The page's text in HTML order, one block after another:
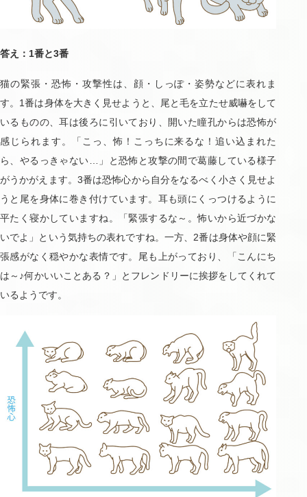
答え：1番と3番
猫の緊張・恐怖・攻撃性は、顔・しっぽ・姿勢などに表れま
す。1番は身体を大きく見せようと、尾と毛を立たせ威嚇をして
いるものの、耳は後ろに引いており、開いた瞳孔からは恐怖が
感じられます。「こっ、怖！こっちに来るな！追い込まれた
ら、やるっきゃない…」と恐怖と攻撃の間で葛藤している様子
がうかがえます。3番は恐怖心から自分をなるべく小さく見せよ
うと尾を身体に巻き付けています。耳も頭にくっつけるように
平たく寝かしていますね。「緊張するな～。怖いから近づかな
いでよ」という気持ちの表れですね。一方、2番は身体や顔に緊
張感がなく穏やかな表情です。尾も上がっており、「こんにち
は～♪何かいいことある？」とフレンドリーに挨拶をしてくれて
いるようです。